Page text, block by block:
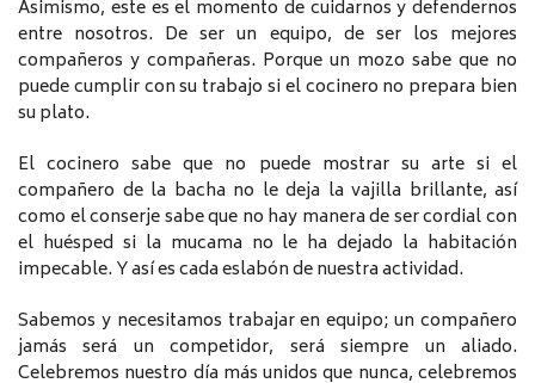
Asimismo, este es el momento de cuidarnos y defendernos
entre nosotros. De ser un equipo, de ser los mejores
compañeros y compañeras. Porque un mozo sabe que no
puede cumplir con su trabajo si el cocinero no prepara bien
su plato.
El cocinero sabe que no puede mostrar su arte si el
compañero de la bacha no le deja la vajilla brillante, así
como el conserje sabe que no hay manera de ser cordial con
el huésped si la mucama no le ha dejado la habitación
impecable. Y así es cada eslabón de nuestra actividad.
Sabemos y necesitamos trabajar en equipo; un compañero
jamás será un competidor, será siempre un aliado.
Celebremos nuestro día más unidos que nunca, celebremos